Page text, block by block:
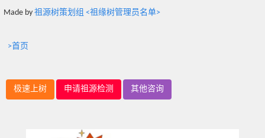
Made by 祖源树策划组 <祖缘树管理员名单>
>首页
极速上树 申请祖源检测 其他咨询